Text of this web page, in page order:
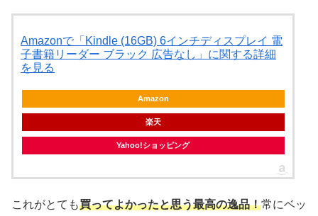
Amazonで「Kindle (16GB) 6インチディスプレイ 電
子書籍リーダー ブラック 広告なし」に関する詳細
を見る
Amazon
楽天
Yahoo!ショッピング
これがとても買ってよかったと思う最高の逸品！常にベッ